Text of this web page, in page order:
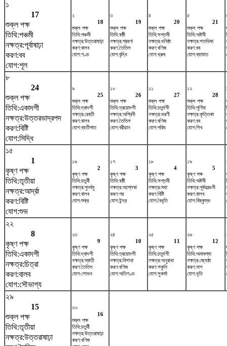
১
17
শুক্ল পক্ষ
তিথি:পঞ্চমী
নক্ষত্র:পূর্বাষাঢ়া
করণ:বব
যোগ:শূল
২
18
শুক্ল পক্ষ
তিথি:পঞ্চমী
নক্ষত্র:উত্তরাষাঢ়া
করণ:বালব
যোগ:গণ্ড
৩
19
শুক্ল পক্ষ
তিথি:ষষ্ঠী
নক্ষত্র:শ্রবণা
করণ:তৈতিল
যোগ:বৃদ্ধি
৪
20
শুক্ল পক্ষ
তিথি:সপ্তমী
নক্ষত্র:ধনিষ্ঠা
করণ:বণিজ
যোগ:ধ্রুব
৫
21
শুক্ল পক্ষ
তিথি:অষ্টমী
নক্ষত্র:শতভিষ‌া
করণ:বব
যোগ:ব্যাঘাত
৮
24
শুক্ল পক্ষ
তিথি:একাদশী
নক্ষত্র:উত্তরভাদ্রপদ
করণ:বিষ্টি
যোগ:সিদ্ধি
৯
25
শুক্ল পক্ষ
তিথি:দ্বাদশী
নক্ষত্র:রেবতী
করণ:বালব
যোগ:ব্যতীপাত
১০
26
শুক্ল পক্ষ
তিথি:ত্রয়োদশী
নক্ষত্র:অশ্বিনী
করণ:তৈতিল
যোগ:বরীয়ান
১১
27
শুক্ল পক্ষ
তিথি:চতুর্দশী
নক্ষত্র:ভরণী
করণ:বণিজ
যোগ:পরিঘ
১২
28
শুক্ল পক্ষ
তিথি:পূর্ণিমা
নক্ষত্র:কৃত্তিকা
করণ:বব
যোগ:শিব
১৫
1
কৃষ্ণ পক্ষ
তিথি:তৃতীয়া
নক্ষত্র:আর্দ্রা
করণ:বিষ্টি
যোগ:শুভ
১৬
2
কৃষ্ণ পক্ষ
তিথি:চতুর্থী
নক্ষত্র:পুনর্বসু
করণ:বালব
যোগ:শুক্র
১৭
3
কৃষ্ণ পক্ষ
তিথি:ষষ্ঠী
নক্ষত্র:অশ্লেষা
করণ:গর
যোগ:ইন্দ্র
১৮
4
কৃষ্ণ পক্ষ
তিথি:সপ্তমী
নক্ষত্র:মঘা
করণ:বিষ্টি
যোগ:বৈধৃতি
১৯
5
কৃষ্ণ পক্ষ
তিথি:অষ্টমী
নক্ষত্র:পূর্বফাল্গুনী
করণ:বালব
যোগ:বিষ্কুম্ভ
২২
8
কৃষ্ণ পক্ষ
তিথি:একাদশী
নক্ষত্র:চিত্রা
করণ:বালব
যোগ:সৌভাগ্য
২৩
9
কৃষ্ণ পক্ষ
তিথি:দ্বাদশী
নক্ষত্র:স্বাতী
করণ:তৈতিল
যোগ:শোভন
২৪
10
কৃষ্ণ পক্ষ
তিথি:ত্রয়োদশী
নক্ষত্র:বিশাখা
করণ:বণিজ
যোগ:অতিগণ্ড
২৫
11
কৃষ্ণ পক্ষ
তিথি:চতুর্দশী
নক্ষত্র:অনুরাধা
করণ:শকুনি
যোগ:সুকর্মা
২৬
12
কৃষ্ণ পক্ষ
তিথি:অমাবশ্যা
নক্ষত্র:জ্যেষ্ঠা
করণ:নাগ
যোগ:ধৃতি
২৯
15
শুক্ল পক্ষ
তিথি:তৃতীয়া
নক্ষত্র:উত্তরাষাঢ়া
৩০
16
শুক্ল পক্ষ
তিথি:চতুর্থী
নক্ষত্র:উত্তরাষাঢ়া
করণ:বণিজ